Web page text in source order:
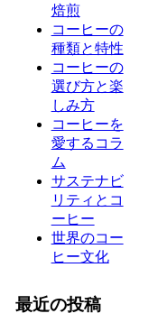
焙煎
コーヒーの
種類と特性
コーヒーの
選び方と楽
しみ方
コーヒーを
愛するコラ
ム
サステナビ
リティとコ
ーヒー
世界のコー
ヒー文化
最近の投稿